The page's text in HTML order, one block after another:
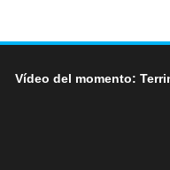
Vídeo del momento: